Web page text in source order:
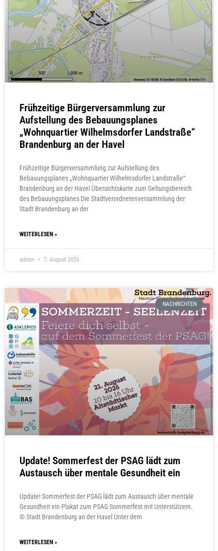
Frühzeitige Bürgerversammlung zur
Aufstellung des Bebauungsplanes
„Wohnquartier Wilhelmsdorfer Landstraße“
Brandenburg an der Havel
Frühzeitige Bürgerversammlung zur Aufstellung des
Bebauungsplanes „Wohnquartier Wilhelmsdorfer Landstraße“
Brandenburg an der Havel Übersichtskarte zum Geltungsbereich
des Bebauungsplanes Die Stadtverordnetenversammlung der
Stadt Brandenburg an der
WEITERLESEN »
admin 7. August 2026
NACHRICHTEN
Update! Sommerfest der PSAG lädt zum
Austausch über mentale Gesundheit ein
Update! Sommerfest der PSAG lädt zum Austausch über mentale
Gesundheit ein Plakat zum PSAG Sommerfest mit Unterstützern.
© Stadt Brandenburg an der Havel Unter dem
WEITERLESEN »